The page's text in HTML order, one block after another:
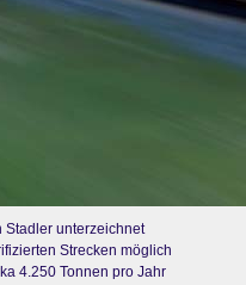
Stadler unterzeichnet
Strecken möglich
4.250 Tonnen pro Jahr